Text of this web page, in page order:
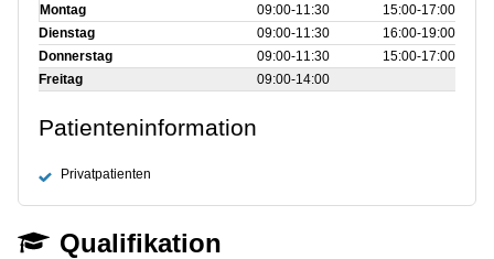
Montag 09:00‑11:30
15:00‑17:00
Dienstag
09:00‑11:30
16:00‑19:00
Donnerstag
09:00‑11:30
15:00‑17:00
Freitag
09:00‑14:00
Patienteninformation
Privatpatienten
Qualifikation